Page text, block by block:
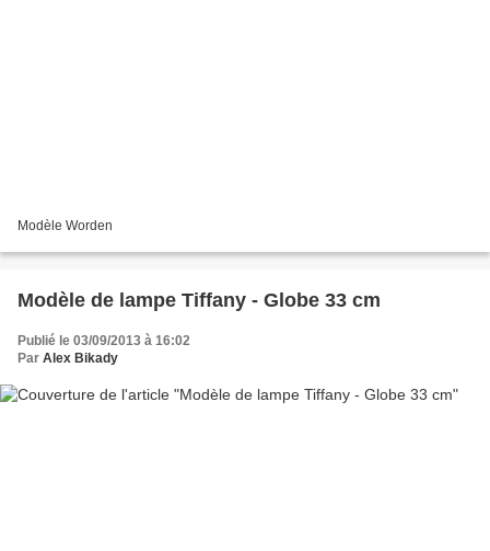
Modèle Worden
Modèle de lampe Tiffany - Globe 33 cm
Publié le 03/09/2013 à 16:02
Par Alex Bikady